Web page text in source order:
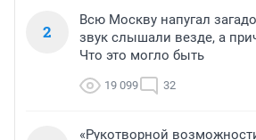
2
Всю Москву напугал
звук слышали везде, а
Что это могло быть
19 099 32
«Рукотворной